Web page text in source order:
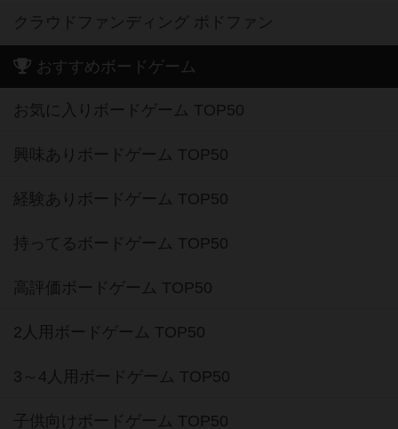
クラウドファンディング ボドファン
おすすめボードゲーム
お気に入りボードゲーム TOP50
興味ありボードゲーム TOP50
経験ありボードゲーム TOP50
持ってるボードゲーム TOP50
高評価ボードゲーム TOP50
2人用ボードゲーム TOP50
3～4人用ボードゲーム TOP50
子供向けボードゲーム TOP50